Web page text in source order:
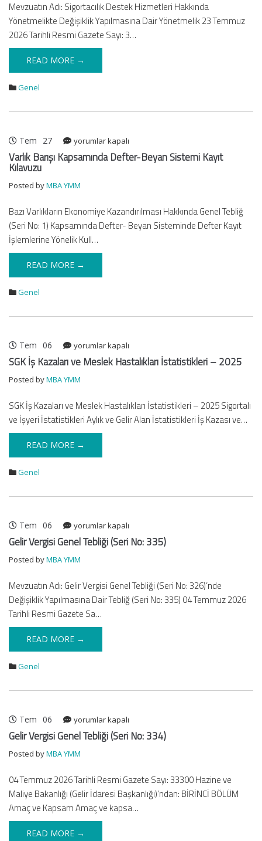
için
Mevzuatın Adı: Sigortacılık Destek Hizmetleri Hakkında
Yönetmelikte Değişiklik Yapılmasına Dair Yönetmelik 23 Temmuz
2026 Tarihli Resmi Gazete Sayı: 3…
READ MORE →
Genel
Tem 27
Varlık
Barışı
Beyan
Kayıt
Kılavuzu
için
yorumlar kapalı
Varlık Barışı Kapsamında Defter-Beyan Sistemi Kayıt
Kılavuzu
Posted byMBA YMM
Bazı Varlıkların Ekonomiye Kazandırılması Hakkında Genel Tebliğ
(Seri No: 1) Kapsamında Defter- Beyan Sisteminde Defter Kayıt
İşlemlerine Yönelik Kull…
READ MORE →
Genel
Tem 06
SGK
İş
ve
Hastalıkları
İstatistikleri
–
2025
için
yorumlar kapalı
SGK İş Kazaları ve Meslek Hastalıkları İstatistikleri – 2025
Posted byMBA YMM
SGK İş Kazaları ve Meslek Hastalıkları İstatistikleri – 2025 Sigortalı
ve İşyeri İstatistikleri Aylık ve Gelir Alan İstatistikleri İş Kazası ve…
READ MORE →
Genel
Tem 06
Gelir
Vergisi
Tebliği
No:
335)
için
yorumlar kapalı
Gelir Vergisi Genel Tebliği (Seri No: 335)
Posted byMBA YMM
Mevzuatın Adı: Gelir Vergisi Genel Tebliği (Seri No: 326)’nde
Değişiklik Yapılmasına Dair Tebliğ (Seri No: 335) 04 Temmuz 2026
Tarihli Resmi Gazete Sa…
READ MORE →
Genel
Tem 06
Gelir
Vergisi
Tebliği
No:
334)
için
yorumlar kapalı
Gelir Vergisi Genel Tebliği (Seri No: 334)
Posted byMBA YMM
04 Temmuz 2026 Tarihli Resmi Gazete Sayı: 33300 Hazine ve
Maliye Bakanlığı (Gelir İdaresi Başkanlığı)’ndan: BİRİNCİ BÖLÜM
Amaç ve Kapsam Amaç ve kapsa…
READ MORE →